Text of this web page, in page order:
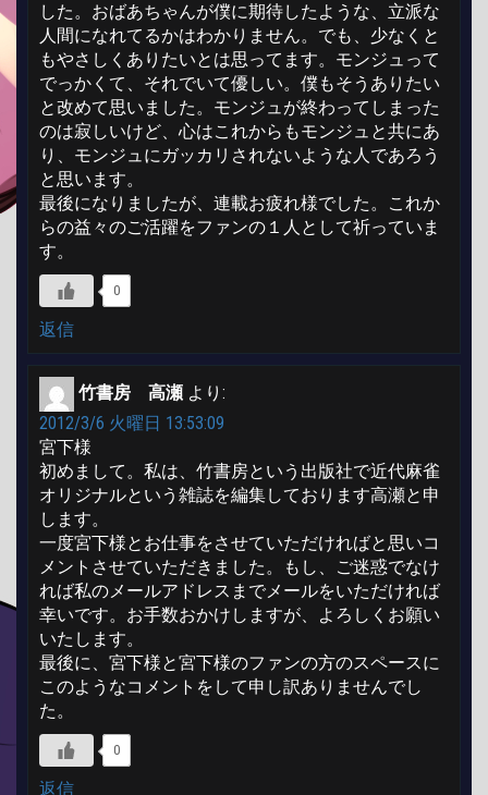
した。おばあちゃんが僕に期待したような、立派な
人間になれてるかはわかりません。でも、少なくと
もやさしくありたいとは思ってます。モンジュって
でっかくて、それでいて優しい。僕もそうありたい
と改めて思いました。モンジュが終わってしまった
のは寂しいけど、心はこれからもモンジュと共にあ
り、モンジュにガッカリされないような人であろう
と思います。
最後になりましたが、連載お疲れ様でした。これか
らの益々のご活躍をファンの１人として祈っていま
す。
0
返信
竹書房 高瀬 より:
2012/3/6 火曜日 13:53:09
宮下様
初めまして。私は、竹書房という出版社で近代麻雀
オリジナルという雑誌を編集しております高瀬と申
します。
一度宮下様とお仕事をさせていただければと思いコ
メントさせていただきました。もし、ご迷惑でなけ
れば私のメールアドレスまでメールをいただければ
幸いです。お手数おかけしますが、よろしくお願い
いたします。
最後に、宮下様と宮下様のファンの方のスペースに
このようなコメントをして申し訳ありませんでし
た。
0
返信